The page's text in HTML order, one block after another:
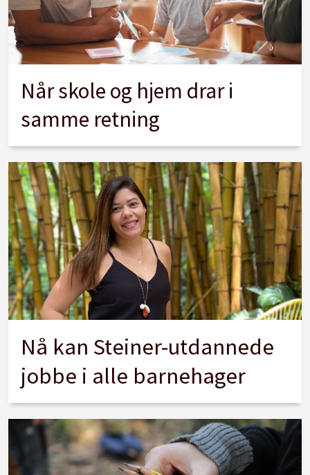
Når skole og hjem drar i
samme retning
Nå kan Steiner-utdannede
jobbe i alle barnehager